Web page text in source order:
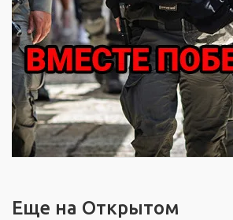
Еще на Открытом